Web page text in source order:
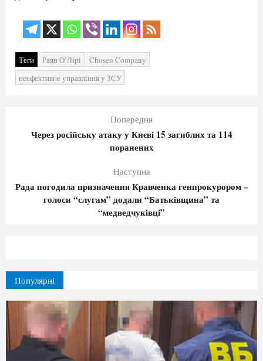
Теги Раян О’Лірі
Chosen Company
неефективне управління у ЗСУ
Попередня
Через російську атаку у Києві 15 загиблих та 114
поранених
Наступна
Рада погодила призначення Кравченка генпрокурором –
голоси “слугам” додали “Батьківщина” та
“медведчуківці”
Популярні